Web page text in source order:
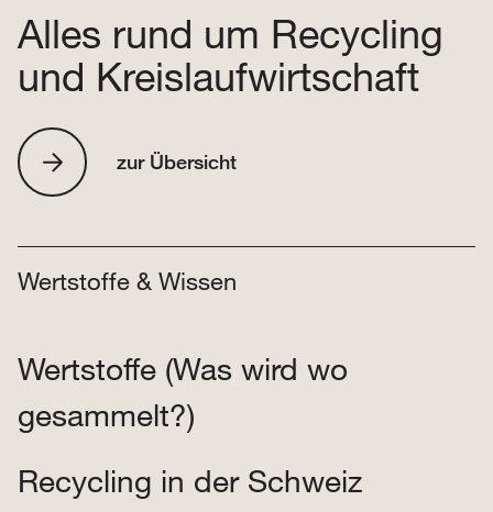
Alles rund um Recycling
und Kreislaufwirtschaft
zur Übersicht
Wertstoffe & Wissen
Wertstoffe (Was wird wo
gesammelt?)
Recycling in der Schweiz